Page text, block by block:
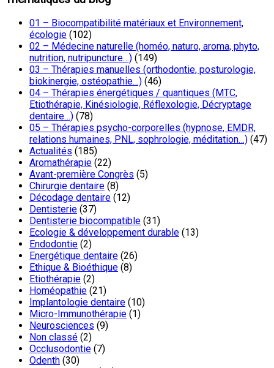
01 – Biocompatibilité matériaux et Environnement,
écologie (102)
02 – Médecine naturelle (homéo, naturo, aroma, phyto,
nutrition, nutripuncture…) (149)
03 – Thérapies manuelles (orthodontie, posturologie,
biokinergie, ostéopathie…) (46)
04 – Thérapies énergétiques / quantiques (MTC,
Etiothérapie, Kinésiologie, Réflexologie, Décryptage
dentaire…) (78)
05 – Thérapies psycho-corporelles (hypnose, EMDR,
relations humaines, PNL, sophrologie, méditation…) (47)
Actualités (185)
Aromathérapie (22)
Avant-première Congrès (5)
Chirurgie dentaire (8)
Décodage dentaire (12)
Dentisterie (37)
Dentisterie biocompatible (31)
Ecologie & développement durable (13)
Endodontie (2)
Energétique dentaire (26)
Ethique & Bioéthique (8)
Etiothérapie (2)
Homéopathie (21)
Implantologie dentaire (10)
Micro-Immunothérapie (1)
Neurosciences (9)
Non classé (2)
Occlusodontie (7)
Odenth (30)